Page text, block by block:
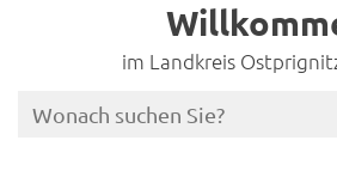
im Landkreis